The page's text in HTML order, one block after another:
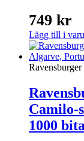
749 kr
Lägg till i
Ravensburger
Camilo-
1000